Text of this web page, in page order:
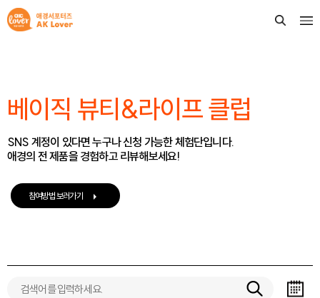
베이직 뷰티&라이프 클럽
SNS 계정이 있다면 누구나 신청 가능한 체험단입니다.
애경의 전 제품을 경험하고 리뷰해보세요!
참여방법 보러가기